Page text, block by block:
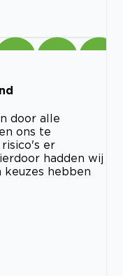
door alle
ons te
er
hadden wij
hebben